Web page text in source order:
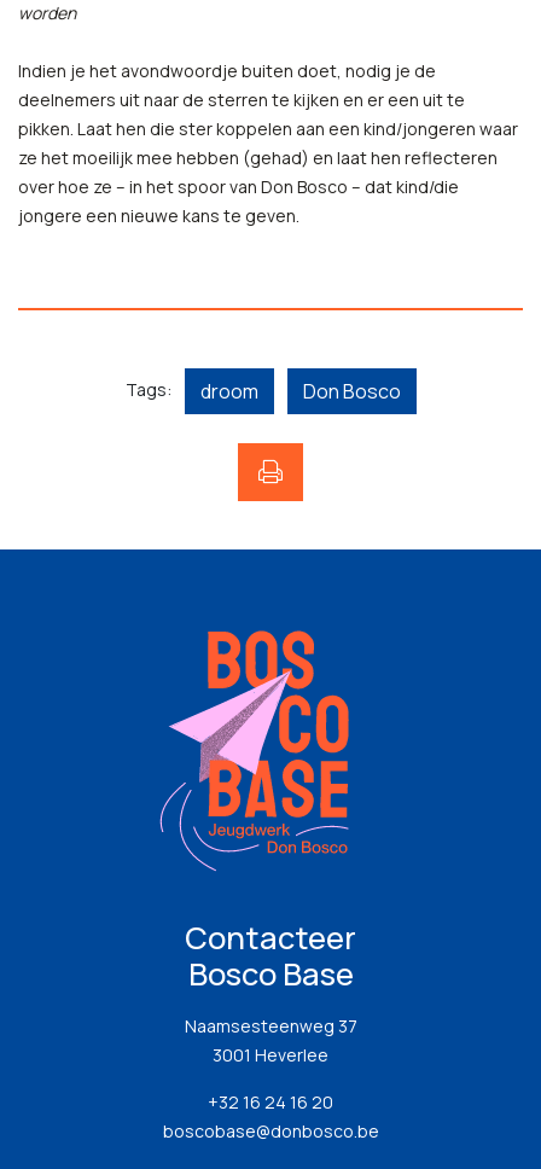
worden
Indien je het avondwoordje buiten doet, nodig je de
deelnemers uit naar de sterren te kijken en er een uit te
pikken. Laat hen die ster koppelen aan een kind/jongeren waar
ze het moeilijk mee hebben (gehad) en laat hen reflecteren
over hoe ze – in het spoor van Don Bosco – dat kind/die
jongere een nieuwe kans te geven.
Tags: droom Don Bosco
Contacteer
Bosco Base
Naamsesteenweg 37
3001 Heverlee
+32 16 24 16 20
boscobase@donbosco.be